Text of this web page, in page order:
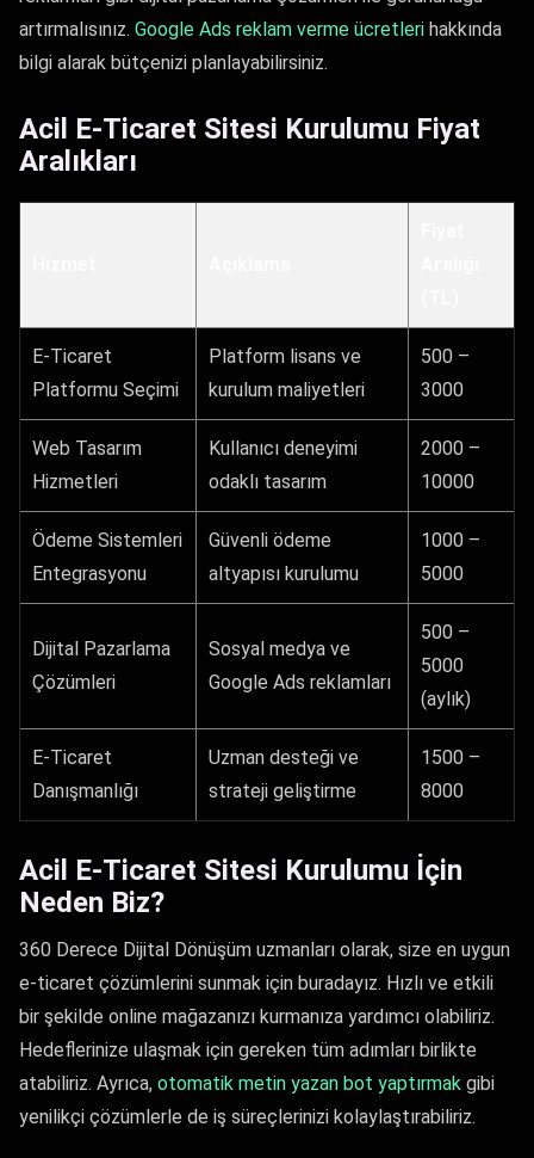
artırmalısınız. Google Ads reklam verme ücretleri hakkında
bilgi alarak bütçenizi planlayabilirsiniz.
Acil E-Ticaret Sitesi Kurulumu Fiyat
Aralıkları
E-Ticaret
Platformu Seçimi
Platform lisans ve
kurulum maliyetleri
500 –
3000
Web Tasarım
Hizmetleri
Kullanıcı deneyimi
odaklı tasarım
2000 –
10000
Ödeme Sistemleri
Entegrasyonu
Güvenli ödeme
altyapısı kurulumu
1000 –
5000
Dijital Pazarlama
Çözümleri
Sosyal medya ve
Google Ads reklamları
500 –
5000
(aylık)
E-Ticaret
Danışmanlığı
Uzman desteği ve
strateji geliştirme
1500 –
8000
Acil E-Ticaret Sitesi Kurulumu İçin
Neden Biz?
360 Derece Dijital Dönüşüm uzmanları olarak, size en uygun
e-ticaret çözümlerini sunmak için buradayız. Hızlı ve etkili
bir şekilde online mağazanızı kurmanıza yardımcı olabiliriz.
Hedeflerinize ulaşmak için gereken tüm adımları birlikte
atabiliriz. Ayrıca, otomatik metin yazan bot yaptırmak gibi
yenilikçi çözümlerle de iş süreçlerinizi kolaylaştırabiliriz.